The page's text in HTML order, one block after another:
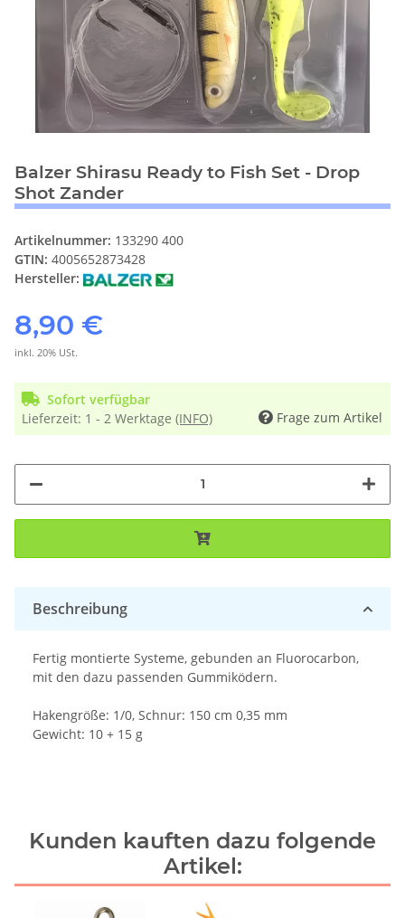
Balzer Shirasu Ready to Fish Set - Drop
Shot Zander
Artikelnummer: 133290 400
GTIN: 4005652873428
Hersteller:
8,90 €
inkl. 20% USt.
Sofort verfügbar
Lieferzeit: 1 - 2 Werktage (INFO) Frage zum Artikel
Beschreibung
Fertig montierte Systeme, gebunden an Fluorocarbon,
mit den dazu passenden Gummiködern.
Hakengröße: 1/0, Schnur: 150 cm 0,35 mm
Gewicht: 10 + 15 g
Kunden kauften dazu folgende
Artikel: